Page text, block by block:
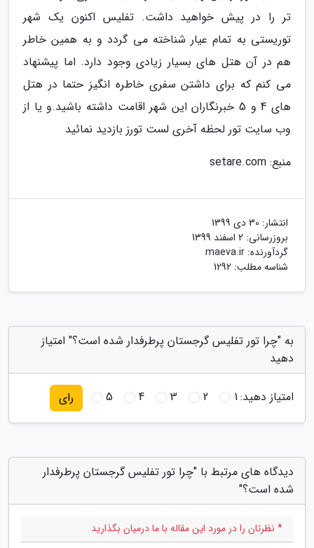
تر را در پیش خواهید داشت. تفلیس اکنون یک شهر
توریستی به تمام عیار شناخته می گردد و به همین خاطر
هم در آن هتل های بسیار زیادی وجود دارد. اما پیشنهاد
می کنم که برای داشتن سفری خاطره انگیز حتما در هتل
های 4 و 5 خبرنگاران این شهر اقامت داشته باشید.و یا از
وب سایت تور لحظه آخری لست تورز بازدید نمائید
منبع: setare.com
انتشار: 30 دی 1399
بروزرسانی: 2 اسفند 1399
گردآورنده: maeva.ir
شناسه مطلب: 1292
به "چرا تور تفلیس گرجستان پرطرفدار شده است؟" امتیاز
دهید
امتیاز دهید:1
2
3
4
5 رای
دیدگاه های مرتبط با "چرا تور تفلیس گرجستان پرطرفدار
شده است؟"
* نظرتان را در مورد این مقاله با ما درمیان بگذارید